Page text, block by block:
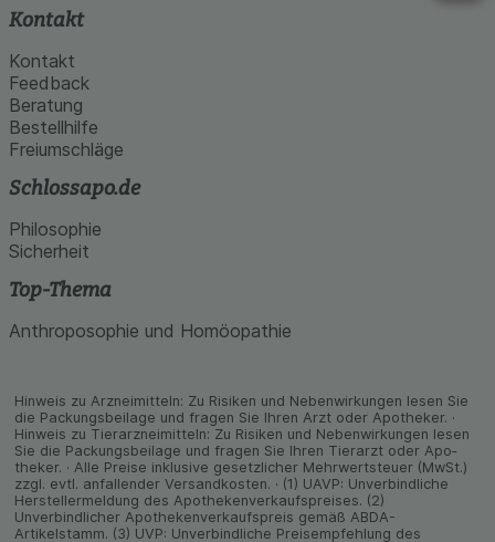
Kontakt
Kontakt
Feedback
Beratung
Bestellhilfe
Freiumschläge
Schlossapo.de
Philosophie
Sicherheit
Top-Thema
Anthroposophie und Homöopathie
Hinweis zu Arzneimitteln: Zu Risiken und Neben­wirkungen lesen Sie
die Packungs­beilage und fragen Sie Ihren Arzt oder Apo­theker. ·
Hinweis zu Tier­arz­nei­mitteln: Zu Risiken und Neben­wirkungen lesen
Sie die Packungs­beilage und fragen Sie Ihren Tier­arzt oder Apo­
theker. · Alle Preise inklusive gesetz­licher Mehrwertsteuer (MwSt.)
zzgl. evtl. anfallender Versand­kosten. · (1) UAVP: Unverbindliche
Herstellermeldung des Apothekenverkaufspreises. (2)
Unverbindlicher Apothekenverkaufspreis gemäß ABDA-
Artikelstamm. (3) UVP: Unverbindliche Preisempfehlung des